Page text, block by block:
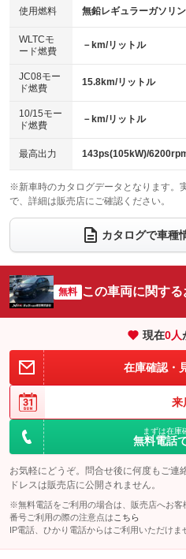
100V電源
：装備なし
センターデフロック
：装備なし
電動格納ミラー
：装備あり
バックカメラ
エアロ
：装備なし
ローダウン
：装備なし
ベンチシート
：装備なし
チップアップシート
：装備なし
電動格納サードシート
：装備なし
ウォークスルー
電動リアゲート
シートエアコン
：装備なし
サイドカメラ
：装備なし
エアサスペンション
使用燃料 無鉛レギュラーガソリン
WLTCモ
ード燃費
－km/リットル
JC08モー
ド燃費
15.8km/リットル
10/15モー
ド燃費
－km/リットル
最高出力 143ps(105kW)/
※新車時のカタログデータとなります。
で、詳細は販売店にご確認ください。
カタログで車種
無料 この車両に関す
現在0人
在庫確認・
来
まずは在庫
無料電話
お気軽にどうぞ。問合せ後に何度もご連
ドレスは販売店に公開されません。
※無料電話をご利用の場合は、販売店へお
番号ご利用の際の注意点は こちら
IP電話、ひかり電話からはご利用いただけま